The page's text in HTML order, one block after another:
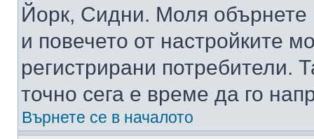
Йорк, Сидни. Моля обърнете
и повечето от настройките
регистрирани потребители.
точно сега е време да го
Върнете се в началото